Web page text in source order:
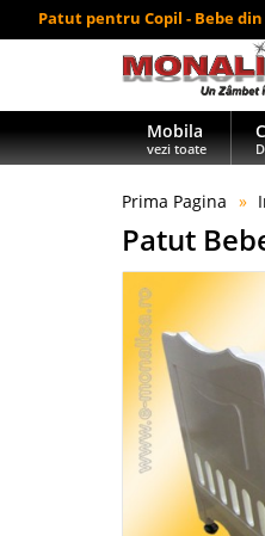
Patut pentru Copil - Bebe
Mobila
vezi toate
Prima Pagina
Patut